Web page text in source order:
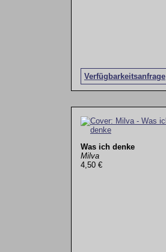
Verfügbarkeitsanfrage
Was ich denke
Milva
4,50 €